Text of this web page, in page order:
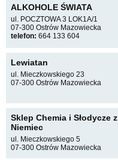
ALKOHOLE ŚWIATA
ul. POCZTOWA 3 LOK1A/1
07-300 Ostrów Mazowiecka
telefon: 664 133 604
Lewiatan
ul. Mieczkowskiego 23
07-300 Ostrów Mazowiecka
Sklep Chemia i Słodycze z
Niemiec
ul. Mieczkowskiego 5
07-300 Ostrów Mazowiecka